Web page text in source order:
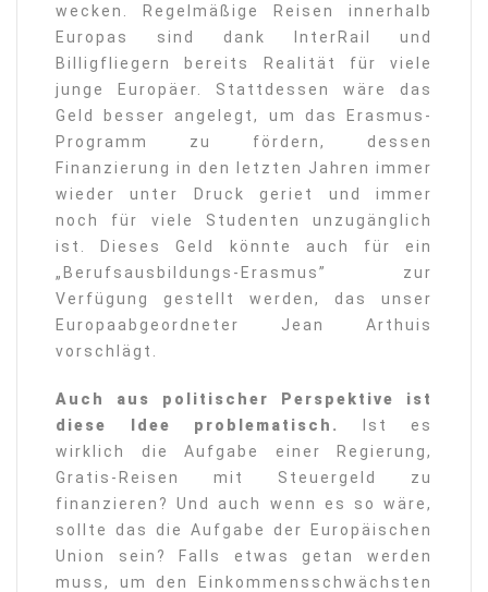
wecken. Regelmäßige Reisen innerhalb
Europas sind dank InterRail und
Billigfliegern bereits Realität für viele
junge Europäer. Stattdessen wäre das
Geld besser angelegt, um das Erasmus-
Programm zu fördern, dessen
Finanzierung in den letzten Jahren immer
wieder unter Druck geriet und immer
noch für viele Studenten unzugänglich
ist. Dieses Geld könnte auch für ein
„Berufsausbildungs-Erasmus” zur
Verfügung gestellt werden, das unser
Europaabgeordneter Jean Arthuis
vorschlägt.
Auch aus politischer Perspektive ist
diese Idee problematisch.
Ist es
wirklich die Aufgabe einer Regierung,
Gratis-Reisen mit Steuergeld zu
finanzieren? Und auch wenn es so wäre,
sollte das die Aufgabe der Europäischen
Union sein? Falls etwas getan werden
muss, um den Einkommensschwächsten